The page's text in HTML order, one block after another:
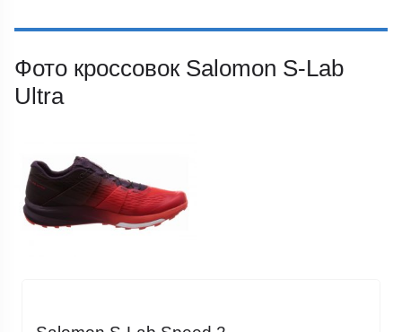
Фото кроссовок Salomon S-Lab
Ultra